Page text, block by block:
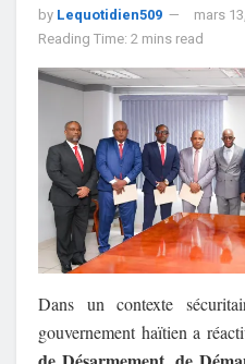
by Lequotidien509
mars
Reading Time: 2 mins read
Dans un contexte
gouvernement haïtien a